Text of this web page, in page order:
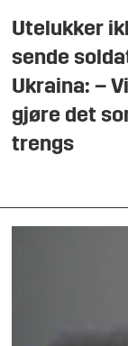
Utelukker
sende
Ukraina: –
gjøre det
trengs